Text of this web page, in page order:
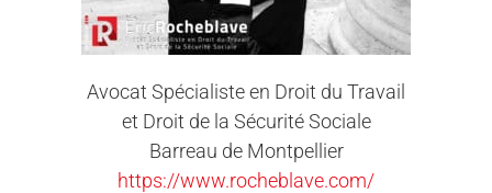
Avocat Spécialiste en Droit du Travail
et Droit de la Sécurité Sociale
Barreau de Montpellier
https://www.rocheblave.com/